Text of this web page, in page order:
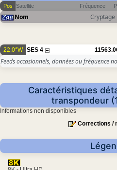
Pos Satellite Fréquence
Nom Cryptage
22.0°W SES 4
Feeds occasionnels, données ou fréquence
Caractéristiques
transpondeur
Informations non disponibles
Corrections /